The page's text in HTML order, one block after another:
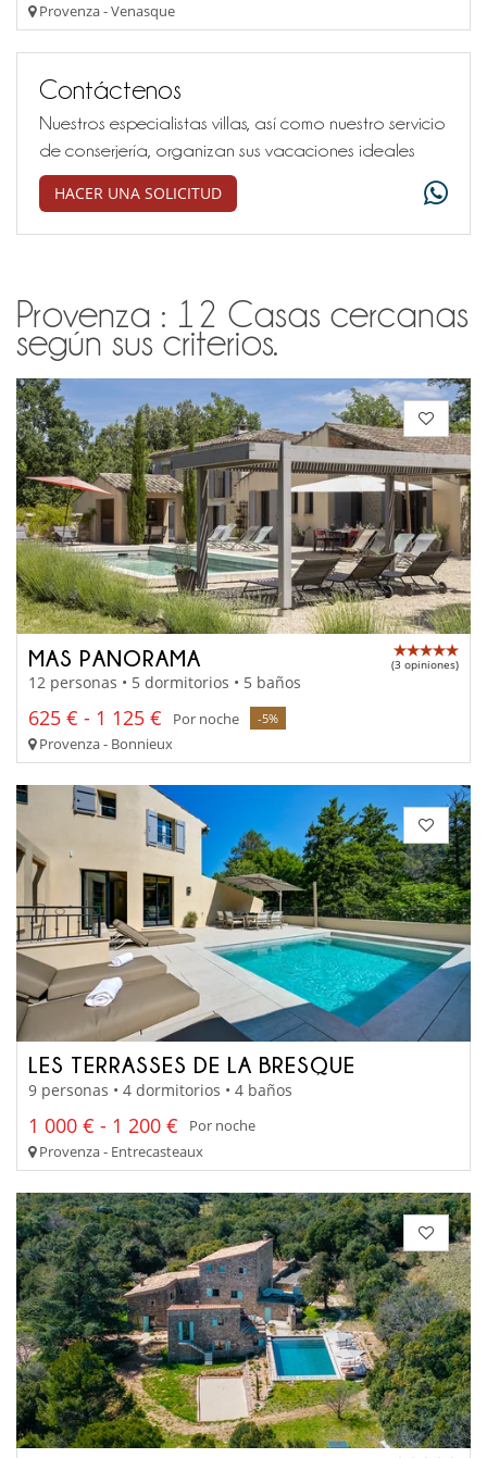
Provenza - Venasque
Contáctenos
Nuestros especialistas villas, así como nuestro servicio
de conserjería, organizan sus vacaciones ideales
HACER UNA SOLICITUD
Provenza : 12 Casas cercanas
según sus criterios.
MAS PANORAMA (3 opiniones)
12 personas • 5 dormitorios • 5 baños
625 € - 1 125 € Por noche -5%
Provenza - Bonnieux
LES TERRASSES DE LA BRESQUE
9 personas • 4 dormitorios • 4 baños
1 000 € - 1 200 €
Por noche
Provenza - Entrecasteaux